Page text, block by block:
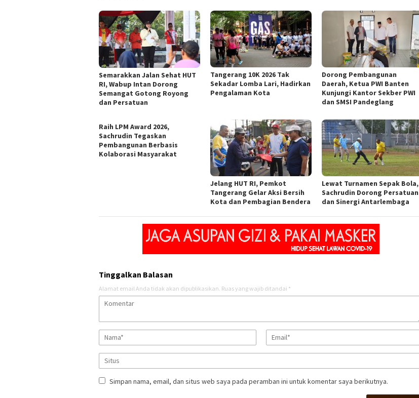
Semarakkan Jalan Sehat HUT
RI, Wabup Intan Dorong
Semangat Gotong Royong
dan Persatuan
Tangerang 10K 2026 Tak
Sekadar Lomba Lari, Hadirkan
Pengalaman Kota
Dorong Pembangunan
Daerah, Ketua PWI Banten
Kunjungi Kantor Sekber PWI
dan SMSI Pandeglang
Raih LPM Award 2026,
Sachrudin Tegaskan
Pembangunan Berbasis
Kolaborasi Masyarakat
Jelang HUT RI, Pemkot
Tangerang Gelar Aksi Bersih
Kota dan Pembagian Bendera
Lewat Turnamen Sepak Bola,
Sachrudin Dorong Persatuan
dan Sinergi Antarlembaga
Tinggalkan Balasan
Alamat email Anda tidak akan dipublikasikan. Ruas yang wajib ditandai *
Simpan nama, email, dan situs web saya pada peramban ini untuk komentar saya berikutnya.